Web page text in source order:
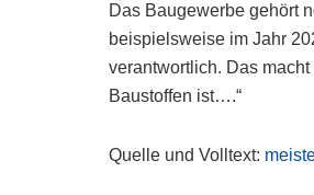
Das Baugewerbe gehört
beispielsweise im Jahr
verantwortlich. Das
Baustoffen ist….“
Quelle und Volltext: